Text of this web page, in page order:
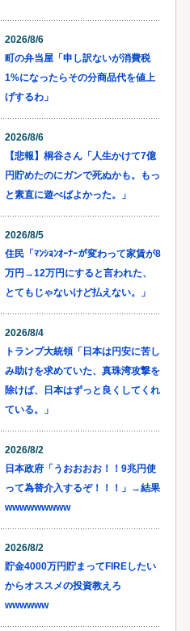
2026/8/6
町の弁当屋「申し訳ないが消費税
1%になったらその分商品代を値上
げするわ」
2026/8/6
【悲報】桐谷さん「人生かけて7億
円貯めたのにガンで死ぬかも。もっ
と素直に遊べばよかった。」
2026/8/5
住民「ﾏﾝｼｮﾝｵｰﾅｰが変わって家賃が8
万円→12万円にすると言われた、
とてもじゃないけど払えない。」
2026/8/4
トランプ大統領「日本は円安に苦し
み助けを求めていた、真珠湾攻撃を
除けば、日本はずっと良くしてくれ
ている。」
2026/8/2
日本政府「うおおおお！！9兆円使
って為替介入するぞ！！！」→結果
wwwwwwwww
2026/8/2
貯金4000万円貯まってFIREしたい
からオススメの投資教えろ
wwwwww